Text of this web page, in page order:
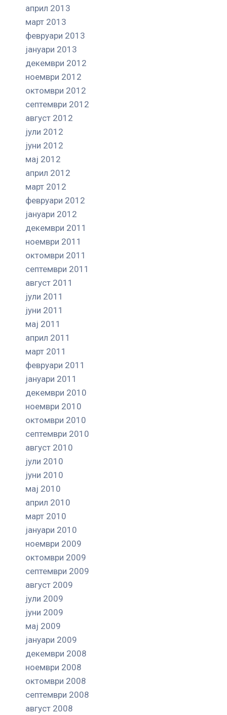
април 2013
март 2013
февруари 2013
јануари 2013
декември 2012
ноември 2012
октомври 2012
септември 2012
август 2012
јули 2012
јуни 2012
мај 2012
април 2012
март 2012
февруари 2012
јануари 2012
декември 2011
ноември 2011
октомври 2011
септември 2011
август 2011
јули 2011
јуни 2011
мај 2011
април 2011
март 2011
февруари 2011
јануари 2011
декември 2010
ноември 2010
октомври 2010
септември 2010
август 2010
јули 2010
јуни 2010
мај 2010
април 2010
март 2010
јануари 2010
ноември 2009
октомври 2009
септември 2009
август 2009
јули 2009
јуни 2009
мај 2009
јануари 2009
декември 2008
ноември 2008
октомври 2008
септември 2008
август 2008